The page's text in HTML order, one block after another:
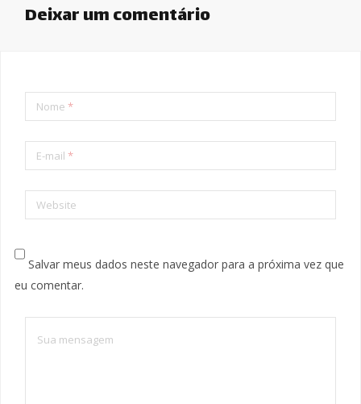
Deixar um comentário
Nome *
E-mail *
Website
Salvar meus dados neste navegador para a próxima vez que
eu comentar.